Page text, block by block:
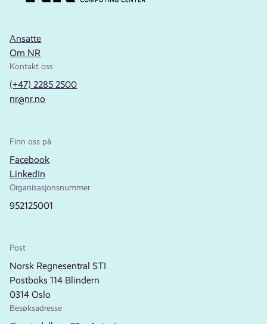
Ansatte
Om NR
Kontakt oss
(+47) 2285 2500
nr@nr.no
Finn oss på
Facebook
LinkedIn
Organisasjonsnummer
952125001
Post
Norsk Regnesentral STI
Postboks 114 Blindern
0314 Oslo
Besøksadresse